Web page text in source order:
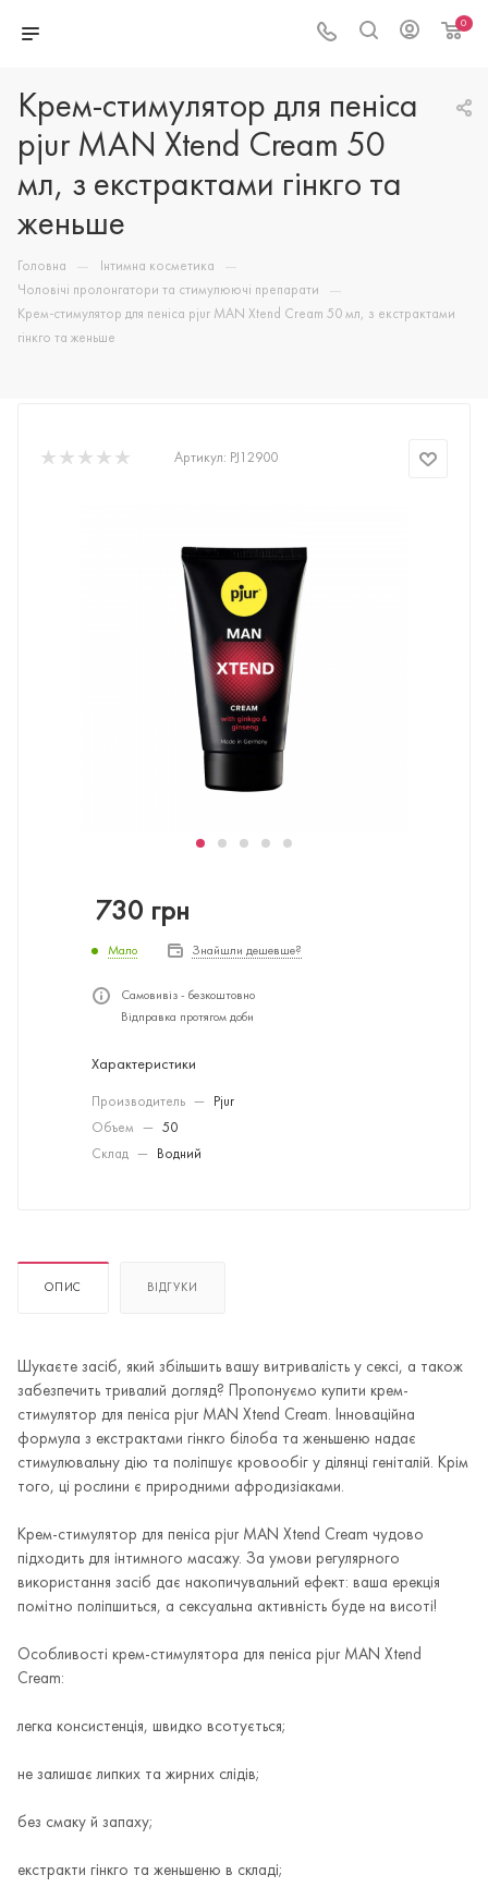
0
Крем-стимулятор для пеніса
pjur MAN Xtend Cream 50
мл, з екстрактами гінкго та
женьше
Головна — Інтимна косметика —
Чоловічі пролонгатори та стимулюючі препарати —
Крем-стимулятор для пеніса pjur MAN Xtend Cream 50 мл, з екстрактами
гінкго та женьше
Артикул: PJ12900
730 грн
Мало Знайшли дешевше?
Самовивіз - безкоштовно
Відправка протягом доби
Характеристики
Производитель —
Pjur
Объем
—
50
Склад
— Водний
ОПИС ВІДГУКИ
Шукаєте засіб, який збільшить вашу витривалість у сексі, а також
забезпечить тривалий догляд? Пропонуємо купити крем-
стимулятор для пеніса pjur MAN Xtend Cream. Інноваційна
формула з екстрактами гінкго білоба та женьшеню надає
стимулювальну дію та поліпшує кровообіг у ділянці геніталій. Крім
того, ці рослини є природними афродизіаками.
Крем-стимулятор для пеніса pjur MAN Xtend Cream чудово
підходить для інтимного масажу. За умови регулярного
використання засіб дає накопичувальний ефект: ваша ерекція
помітно поліпшиться, а сексуальна активність буде на висоті!
Особливості крем-стимулятора для пеніса pjur MAN Xtend
Cream:
легка консистенція, швидко всотується;
не залишає липких та жирних слідів;
без смаку й запаху;
екстракти гінкго та женьшеню в складі;